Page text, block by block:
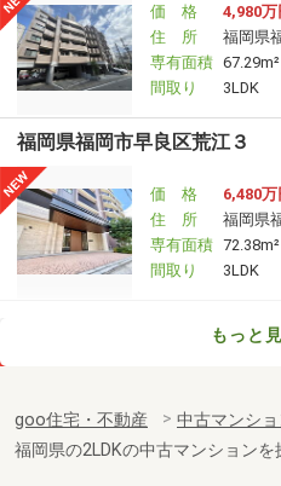
価 格
4,980万
住 所
福岡県
専有面積 67.29m²
間取り
3LDK
福岡県福岡市早良区荒江３
価 格
6,480万
住 所
福岡県
専有面積 72.38m²
間取り
3LDK
専有面積 75.64m²
間取り
3LDK
もっと
goo住宅・不動産 中古マンショ
福岡県の2LDKの中古マンションを